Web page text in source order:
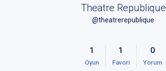
Theatre Republique
@theatrerepublique
1
Oyun
1
Favori
0
Yorum